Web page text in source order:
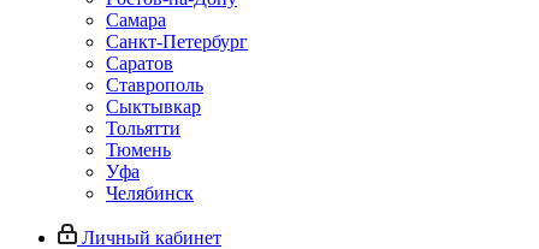
Самара
Санкт-Петербург
Саратов
Ставрополь
Сыктывкар
Тольятти
Тюмень
Уфа
Челябинск
Личный кабинет